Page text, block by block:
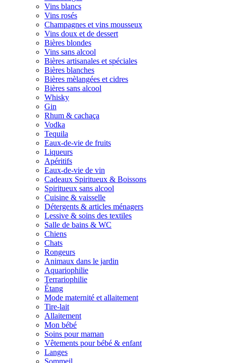
Vins blancs
Vins rosés
Champagnes et vins mousseux
Vins doux et de dessert
Bières blondes
Vins sans alcool
Bières artisanales et spéciales
Bières blanches
Bières mèlangées et cidres
Bières sans alcool
Whisky
Gin
Rhum & cachaça
Vodka
Tequila
Eaux-de-vie de fruits
Liqueurs
Apéritifs
Eaux-de-vie de vin
Cadeaux Spiritueux & Boissons
Spiritueux sans alcool
Cuisine & vaisselle
Détergents & articles ménagers
Lessive & soins des textiles
Salle de bains & WC
Chiens
Chats
Rongeurs
Animaux dans le jardin
Aquariophilie
Terrariophilie
Étang
Mode maternité et allaitement
Tire-lait
Allaitement
Mon bébé
Soins pour maman
Vêtements pour bébé & enfant
Langes
Sommeil